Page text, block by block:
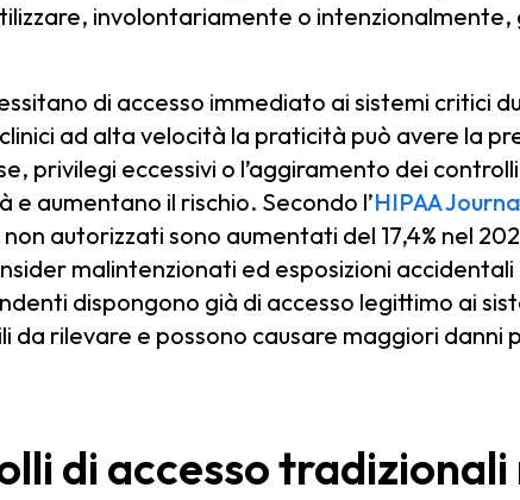
involontariamente o intenzionalmente,
di accesso immediato ai sistemi critici
ad alta velocità la praticità può avere la
privilegi eccessivi o l’aggiramento dei
e aumentano il rischio. Secondo l’HIPAA
autorizzati sono aumentati del 17,4% nel
malintenzionati ed esposizioni
dispongono già di accesso legittimo ai
da rilevare e possono causare maggiori danni
di accesso tradizionali